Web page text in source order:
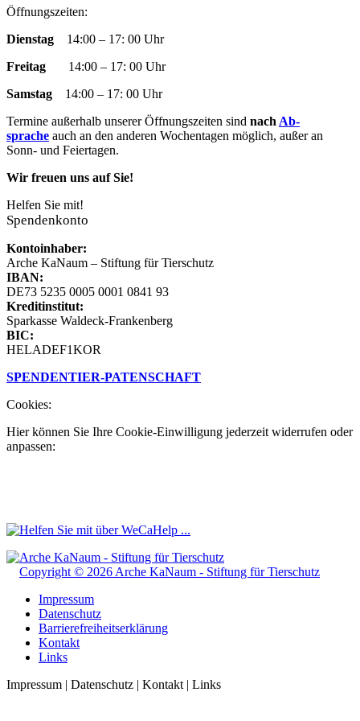
Facebook
opens
new
YouTube
opens
new
RSS
opens
new
Instagram
opens
new
E-
page
in
window
Öffnungszeiten:
Dienstag 14:00 – 17: 00 Uhr
Freitag 14:00 – 17: 00 Uhr
Samstag 14:00 – 17: 00 Uhr
Termine außer­halb un­ser­er Öff­nungs­zeit­en sind nach Ab­
sprache auch an den an­der­en Woch­en­tag­en mög­lich, außer an
Sonn- und Fei­­er­­tag­en.
Wir freuen uns auf Sie!
Helfen Sie mit!
Spendenkonto
Kontoinhaber:
Arche KaNaum – Stiftung für Tierschutz
IBAN:
DE73 5235 0005 0001 0841 93
Kreditinstitut:
Sparkasse Waldeck-Frankenberg
BIC:
HELADEF1KOR
SPENDENTIER-PATENSCHAFT
Cookies:
Hier können Sie Ihre Cookie-Einwilligung jederzeit widerrufen oder
anpassen:
Copyright © 2026 Arche KaNaum - Stiftung für Tierschutz
Impressum
Datenschutz
Barrierefreiheitserklärung
Kontakt
Links
Impressum | Datenschutz | Kontakt | Links